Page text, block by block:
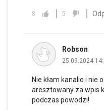
8 5
Robson
25.09.2024
Nie kłam kanalio i nie
aresztowany za wpis
podczas powodzi!